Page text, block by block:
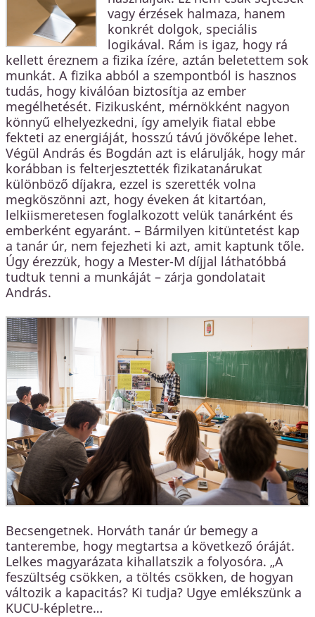
vagy érzések halmaza, hanem
konkrét dolgok, speciális
logikával. Rám is igaz, hogy rá
kellett éreznem a fizika ízére, aztán beletettem sok
munkát. A fizika abból a szempontból is hasznos
tudás, hogy kiválóan biztosítja az ember
megélhetését. Fizikusként, mérnökként nagyon
könnyű elhelyezkedni, így amelyik fiatal ebbe
fekteti az energiáját, hosszú távú jövőképe lehet.
Végül András és Bogdán azt is elárulják, hogy már
korábban is felterjesztették fizikatanárukat
különböző díjakra, ezzel is szerették volna
megköszönni azt, hogy éveken át kitartóan,
lelkiismeretesen foglalkozott velük tanárként és
emberként egyaránt. – Bármilyen kitüntetést kap
a tanár úr, nem fejezheti ki azt, amit kaptunk tőle.
Úgy érezzük, hogy a Mester-M díjjal láthatóbbá
tudtuk tenni a munkáját – zárja gondolatait
András.
Becsengetnek. Horváth tanár úr bemegy a
tanterembe, hogy megtartsa a következő óráját.
Lelkes magyarázata kihallatszik a folyosóra. „A
feszültség csökken, a töltés csökken, de hogyan
változik a kapacitás? Ki tudja? Ugye emlékszünk a
KUCU-képletre…